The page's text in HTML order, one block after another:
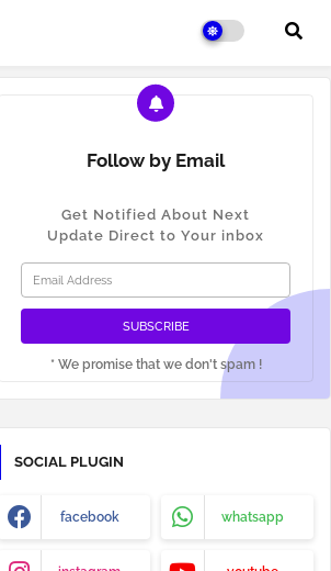
Follow by Email
Get Notified About Next
Update Direct to Your inbox
* We promise that we don't spam !
SOCIAL PLUGIN
facebook whatsapp